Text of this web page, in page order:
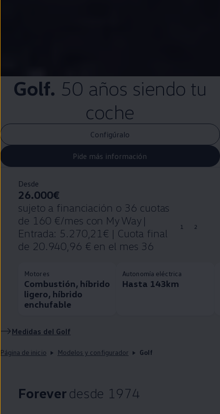
Golf. 50 años siendo tu
coche
Configúralo
Pide más información
Desde
26.000€
sujeto a financiación o 36 cuotas
de 160 €/mes con My Way |
Entrada: 5.270,21€ | Cuota final
de 20.940,96 € en el mes 36
1 2
Motores
Combustión, híbrido
ligero, híbrido
enchufable
Autonomía eléctrica
Hasta 143km
Medidas del Golf
Página de inicio Modelos y configurador Golf
Forever desde 1974